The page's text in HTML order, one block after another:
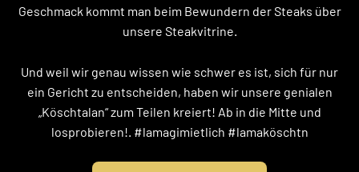
Geschmack kommt man beim Bewundern der Steaks über
unsere Steakvitrine.
Und weil wir genau wissen wie schwer es ist, sich für nur
ein Gericht zu entscheiden, haben wir unsere genialen
„Köschtalan“ zum Teilen kreiert! Ab in die Mitte und
losprobieren!. #lamagimietlich #lamaköschtn